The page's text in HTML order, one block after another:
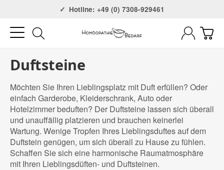
Versandkostenfrei ab 75€Hotline: +49 (0) 7308-929461
Duftsteine
Möchten Sie Ihren Lieblingsplatz mit Duft erfüllen? Oder
einfach Garderobe, Kleiderschrank, Auto oder
Hotelzimmer beduften? Der Duftsteine lassen sich überall
und unauffällig platzieren und brauchen keinerlei
Wartung. Wenige Tropfen Ihres Lieblingsduftes auf dem
Duftstein genügen, um sich überall zu Hause zu fühlen.
Schaffen Sie sich eine harmonische Raumatmosphäre
mit Ihren Lieblingsdüften- und Duftsteinen.